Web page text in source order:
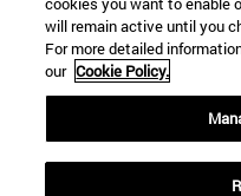
© Universidad de Navarra
Información legal
Accesibilidad
Configuración de
Localizador de campus
will remain active until you
For more detailed
our Cookie Policy.